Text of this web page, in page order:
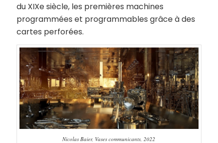
du XIXe siècle, les premières machines
programmées et programmables grâce à des
cartes perforées.
Nicolas Baier, Vases communicants, 2022